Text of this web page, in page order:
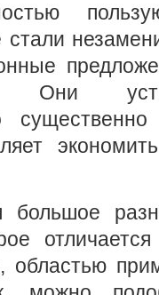
стали
Они
областью